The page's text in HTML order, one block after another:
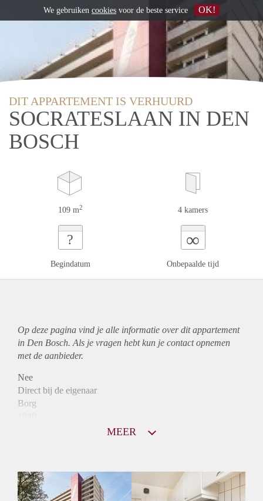
DIT APPARTEMENT IS VERHUURD
SOCRATESLAAN IN DEN
BOSCH
109 m2 4 kamers
?
Begindatum
∞
Onbepaalde tijd
Op deze pagina vind je alle informatie over ditappartement
in Den Bosch. Als je vragen hebt kun je contact opnemen
met de aanbieder.
Nee
Direct bij de eigenaar
Borg
Inkomen eis
3,2 X Maandhuur Bruto
MEER
We gebruiken cookies voor de beste service OK!